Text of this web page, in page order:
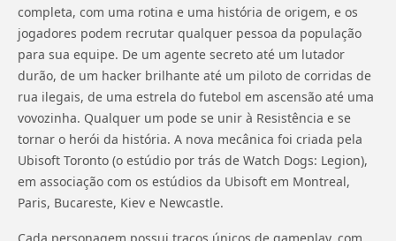
completa, com uma rotina e uma história de origem, e os
jogadores podem recrutar qualquer pessoa da população
para sua equipe. De um agente secreto até um lutador
durão, de um hacker brilhante até um piloto de corridas de
rua ilegais, de uma estrela do futebol em ascensão até uma
vovozinha. Qualquer um pode se unir à Resistência e se
tornar o herói da história. A nova mecânica foi criada pela
Ubisoft Toronto (o estúdio por trás de Watch Dogs: Legion),
em associação com os estúdios da Ubisoft em Montreal,
Paris, Bucareste, Kiev e Newcastle.
Cada personagem possui traços únicos de gameplay, com